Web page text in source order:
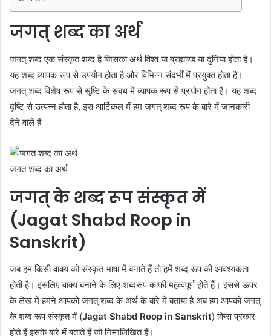
जगत् शब्द का अर्थ
जगत् शब्द एक संस्कृत शब्द है जिसका अर्थ विश्व या ब्रह्माण्ड या दुनिया होता है।
यह शब्द व्यापक रूप से उपयोग होता है और विभिन्न संदर्भों में प्रयुक्त होता है।
जगत् शब्द विशेष रूप से सृष्टि के संबंध में व्यापक रूप से प्रयोग होता है। यह शब्द
दृष्टि से उत्पन्न होता है, इस आर्टिकल में हम जगत् शब्द रूप के बारे में जानकारी
देने वाले हैं
जगत शब्द का अर्थ
जगत् के शब्द रूप संस्कृत में
(Jagat Shabd Roop in
Sanskrit)
जब हम किसी वाक्य को संस्कृत भाषा में बनाते हैं तो हमें शब्द रूप की आवश्यकता
होती है। इसलिए वाक्य बनाने के लिए शब्दरूप काफी महत्वपूर्ण होते हैं। इससे ऊपर
के लेख में हमने आपको जगत् शब्द के अर्थ के बारे में बताया है अब हम आपको जगत्
के शब्द रूप संस्कृत में (Jagat Shabd Roop in Sanskrit) किस प्रकार
होते हैं इसके बारे में बताते हैं जो निम्नलिखित हैं।